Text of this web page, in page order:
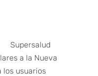
Supersalud
a la Nueva
los usuarios